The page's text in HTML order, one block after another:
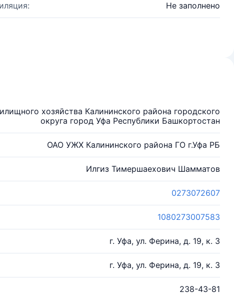
Не заполнено
хозяйства Калининского района городского
округа город Уфа Республики Башкортостан
ОАО УЖХ Калининского района ГО г.Уфа РБ
Илгиз Тимершаехович Шамматов
0273072607
1080273007583
г. Уфа, ул. Ферина, д. 19, к. 3
г. Уфа, ул. Ферина, д. 19, к. 3
238-43-81